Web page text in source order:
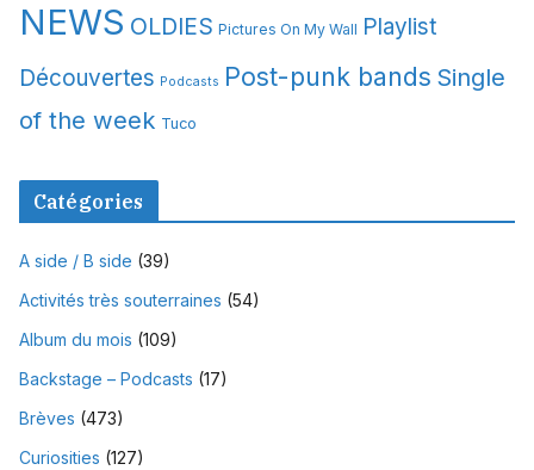
NEWS OLDIES Pictures On My Wall Playlist
Découvertes Podcasts Post-punk bands Single
of the week Tuco
Catégories
A side / B side (39)
Activités très souterraines (54)
Album du mois (109)
Backstage – Podcasts (17)
Brèves (473)
Curiosities (127)